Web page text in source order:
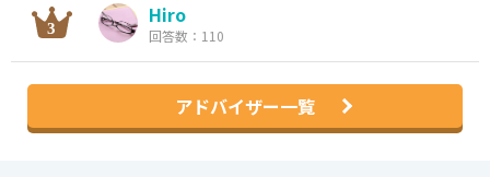
Hiro
回答数：110
アドバイザー一覧